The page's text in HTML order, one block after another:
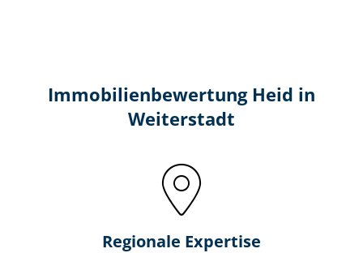
Immobilien­bewertung Heid in
Weiterstadt
Regionale Expertise